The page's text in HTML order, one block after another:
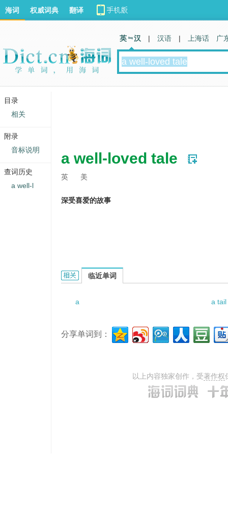
a well-loved tale
英 美
深受喜爱的故事
a well-loved tale的相关资料：
临近单词
a a
分享单词到：
以上内容独家创作，受著作权
海词 权威词典 翻译
英 汉 | 汉语 | 上海话 广
目录
相关
附录
音标说明
查词历史
a well-l